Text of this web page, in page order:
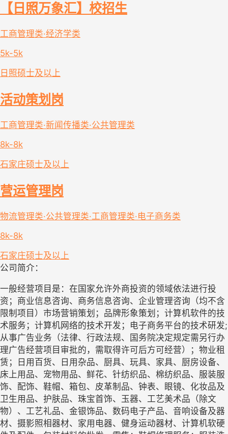
【日照万象汇】校招生
工商管理类·经济学类
5k-5k
日照硕士及以上
活动策划岗
工商管理类·新闻传播类·公共管理类
8k-8k
石家庄硕士及以上
营运管理岗
物流管理类·公共管理类·工商管理类·电子商务类
8k-8k
石家庄硕士及以上
公司简介：
一般经营项目是：在国家允许外商投资的领域依法进行投
资；商业信息咨询、商务信息咨询、企业管理咨询（均不含
限制项目）市场营销策划；品牌形象策划；计算机软件的技
术服务；计算机网络的技术开发；电子商务平台的技术研发;
从事广告业务（法律、行政法规、国务院决定规定需另行办
理广告经营项目审批的，需取得许可后方可经营）；物业租
赁；日用百货、日用杂品、厨具、玩具、家具、厨房设备、
床上用品、宠物用品、鲜花、针纺织品、棉纺织品、服装服
饰、配饰、鞋帽、箱包、皮革制品、钟表、眼镜、化妆品及
卫生用品、护肤品、珠宝首饰、玉器、工艺美术品（除文
物）、工艺礼品、金银饰品、数码电子产品、音响设备及器
材、摄影照相器材、家用电器、健身运动器材、计算机软硬